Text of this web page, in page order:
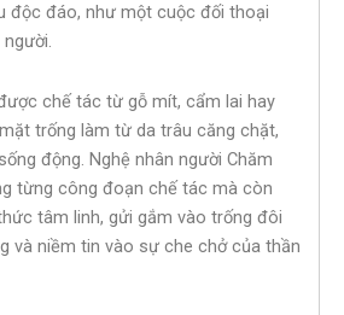
độc đáo, như một cuộc đối thoại
chế tác từ gỗ mít, cẩm lai hay
trống làm từ da trâu căng chặt,
động. Nghệ nhân người Chăm
từng công đoạn chế tác mà còn
tâm linh, gửi gắm vào trống đôi
và niềm tin vào sự che chở của thần